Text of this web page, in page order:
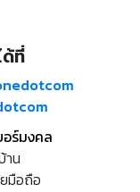
ที่
อร์มงคล
าน
มือถือ